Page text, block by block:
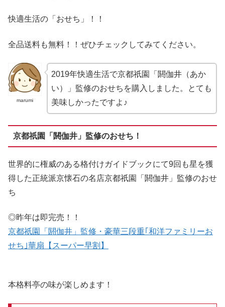
快適生活の「おせち」！！
全品送料も無料！！ぜひチェックしてみてください。
marumi
2019年快適生活で京都祇園「閼伽井（あか
い）」監修のおせちを購入しました。とても
美味しかったですよ♪
京都祇園「閼伽井」監修のおせち！
世界的に権威のある格付けガイドブックにて9回も星を獲
得した正統派京懐石の名店京都祇園「閼伽井」監修のおせ
ち
◎昨年は即完売！！
京都祇園「閼伽井」監修・豪華三段重｢和洋ファミリーお
せち｣華扇【スーパー早割】
本格料亭の味が楽しめます！